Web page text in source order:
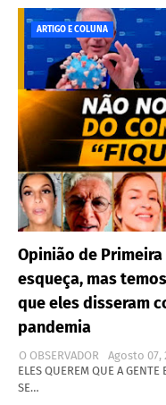
ARTIGO E COLUNA
Opinião de
esqueça, mas
que eles disseram
pandemia
O OBSERVADOR
Agosto 07,
ELES QUEREM QUE A GENTE
SE…